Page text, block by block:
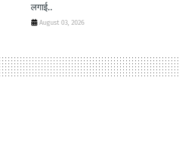
लगाई..
August 03, 2026